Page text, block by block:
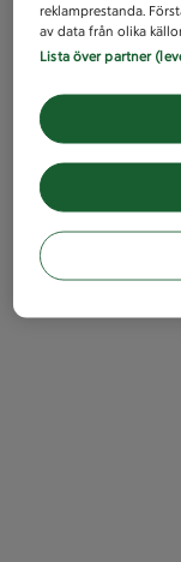
reklamprestanda.
av data från olika
Lista över partner